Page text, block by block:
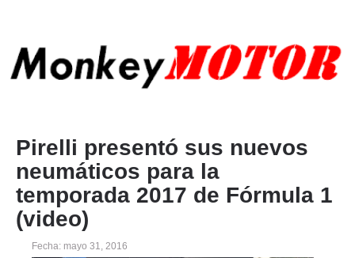
Pirelli presentó sus nuevos
neumáticos para la
temporada 2017 de Fórmula 1
(video)
Fecha: mayo 31, 2016